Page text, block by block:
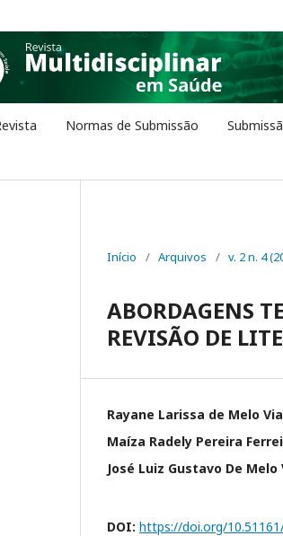
Normas de Submissão
Início / Arquivos / v. 2 n. 4
ABORDAGENS
REVISÃO DE
Rayane Larissa de Melo
Maíza Radely Pereira
José Luiz Gustavo De Melo
DOI: https://doi.org/